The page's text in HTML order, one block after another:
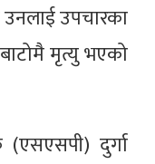
उपचारका
मृत्यु भएको
(एसएसपी) दुर्गा